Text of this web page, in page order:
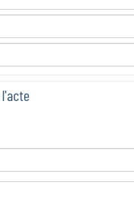
l'acte